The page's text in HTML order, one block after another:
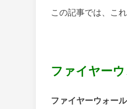
この記事では、こ
ファイヤー
ファイヤーウォール